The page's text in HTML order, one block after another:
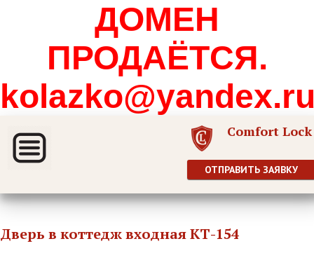
ДОМЕН
ПРОДАЁТСЯ.
Comfort Lock
ОТПРАВИТЬ ЗАЯВКУ
Дверь в коттедж входная КТ-154